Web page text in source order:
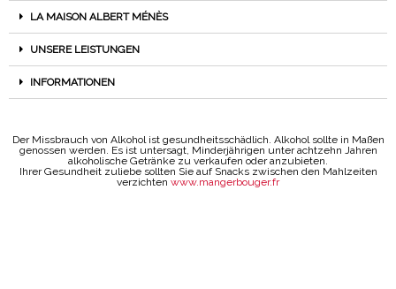
LA MAISON ALBERT MÉNÈS
UNSERE LEISTUNGEN
INFORMATIONEN
Der Missbrauch von Alkohol ist gesundheitsschädlich. Alkohol sollte in Maßen
genossen werden. Es ist untersagt, Minderjährigen unter achtzehn Jahren
alkoholische Getränke zu verkaufen oder anzubieten.
Ihrer Gesundheit zuliebe sollten Sie auf Snacks zwischen den Mahlzeiten
verzichten www.mangerbouger.fr